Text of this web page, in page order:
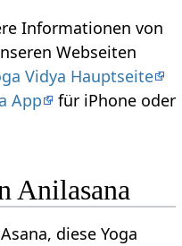
Informationen von
Webseiten
Vidya Hauptseite
App
für iPhone oder
Anilasana
diese Yoga